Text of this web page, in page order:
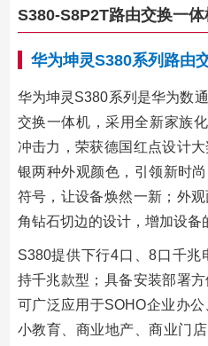
S380-S8P2T路由交换一体
华为坤灵S380系列路由
华为坤灵S380系列是华为数
交换一体机，采用全新家族
冲击力，荣获德国红点设计
银两种外观颜色，引领新时
符号，让设备焕然一新；外
角钻石切边的设计，增加设备
S380提供下行4口、8口千兆
持千兆款型；具备安装部署
可广泛应用于SOHO企业办
小教育、商业地产、商业门